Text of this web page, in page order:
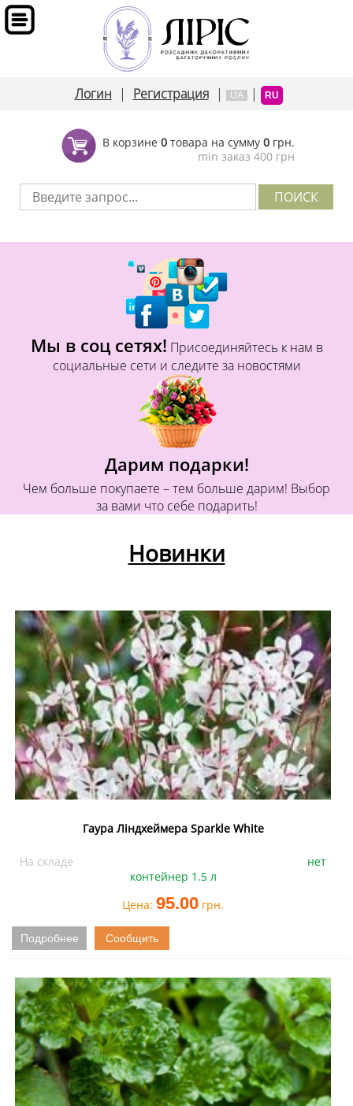
Логин | Регистрация | UA | RU
В корзине 0товара на сумму 0грн.
min заказ 400 грн
Мы в соц сетях! Присоединяйтесь к нам в
социальные сети и следите за новостями
Дарим подарки!
Чем больше покупаете – тем больше дарим! Выбор
за вами что себе подарить!
Новинки
Гаура Ліндхеймера Sparkle White
На складе
нет
контейнер 1.5 л
Цена: 95.00 грн.
Подробнее Сообщить